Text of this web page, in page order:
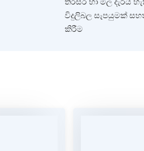
තිරසර හා මිල දැරිය
විදුලිබල සැපයුමක්
කිරීම